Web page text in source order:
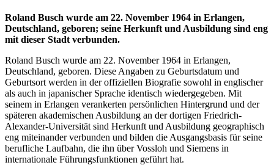
Roland Busch wurde am 22. November 1964 in Erlangen,
Deutschland, geboren; seine Herkunft und Ausbildung sind eng
mit dieser Stadt verbunden.
Roland Busch wurde am 22. November 1964 in Erlangen,
Deutschland, geboren. Diese Angaben zu Geburtsdatum und
Geburtsort werden in der offiziellen Biografie sowohl in englischer
als auch in japanischer Sprache identisch wiedergegeben. Mit
seinem in Erlangen verankerten persönlichen Hintergrund und der
späteren akademischen Ausbildung an der dortigen Friedrich-
Alexander-Universität sind Herkunft und Ausbildung geographisch
eng miteinander verbunden und bilden die Ausgangsbasis für seine
berufliche Laufbahn, die ihn über Vossloh und Siemens in
internationale Führungsfunktionen geführt hat.